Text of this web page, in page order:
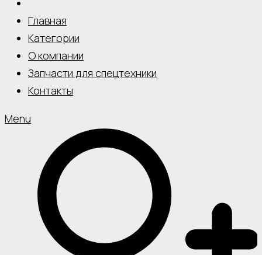
Главная
Категории
О компании
Запчасти для спецтехники
Контакты
Menu